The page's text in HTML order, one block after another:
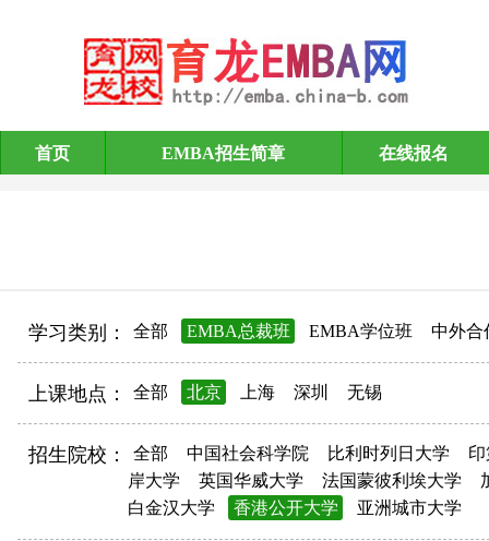
EMBA招生简章
首页 EMBA招生简章 在线报名
学习类别： 全部 EMBA总裁班 EMBA学位班 中外合
上课地点： 全部 北京 上海 深圳 无锡
招生院校： 全部 中国社会科学院 比利时列日大学
岸大学
英国华威大学 法国蒙彼利埃大学
白金汉大学
香港公开大学 亚洲城市大学